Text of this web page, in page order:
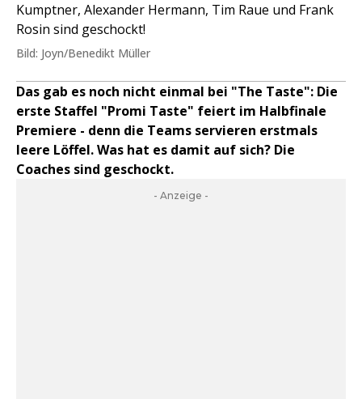
Kumptner, Alexander Hermann, Tim Raue und Frank
Rosin sind geschockt!
Bild: Joyn/Benedikt Müller
Das gab es noch nicht einmal bei "The Taste": Die
erste Staffel "Promi Taste" feiert im Halbfinale
Premiere - denn die Teams servieren erstmals
leere Löffel. Was hat es damit auf sich? Die
Coaches sind geschockt.
- Anzeige -